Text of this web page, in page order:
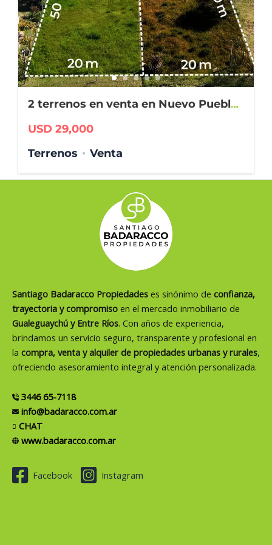
2 terrenos en venta en Nuevo Pueblo
USD 29,000
Terrenos
Venta
Santiago Badaracco Propiedades es sinónimo de confianza,
trayectoria y compromiso en el mercado inmobiliario de
Gualeguaychú y Entre Ríos. Con años de experiencia,
brindamos un servicio seguro, transparente y profesional en
la compra, venta y alquiler de propiedades urbanas y rurales,
ofreciendo asesoramiento integral y atención personalizada.
3446 65-7118
info@badaracco.com.ar
CHAT
www.badaracco.com.ar
Facebook Instagram